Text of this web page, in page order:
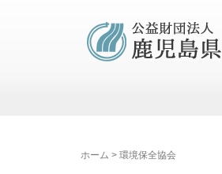
ホーム > 環境保全協会